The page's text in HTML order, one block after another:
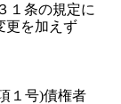
条の規定に
更を加えず
１号)債権者